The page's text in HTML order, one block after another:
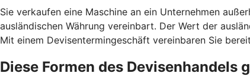
Sie verkaufen eine Maschine an ein Unternehmen
ausländischen Währung vereinbart. Der Wert der
Mit einem Devisentermingeschäft vereinbaren Sie
Diese Formen des Devisenhandels